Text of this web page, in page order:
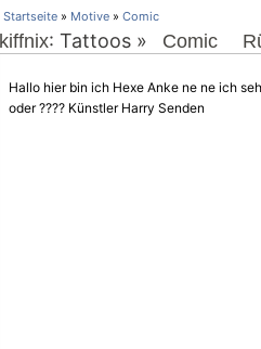
Startseite » Motive » Comic
kiffnix: Tattoos » Comic
Hallo hier bin ich Hexe Anke ne ne ich
oder ???? Künstler Harry Senden